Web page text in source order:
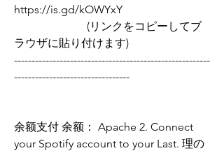
https://is.gd/kOWYxY
ラウザに貼り付けます)
--------------------------------------------------------
---------------------------------
余额支付 余额： Apache 2. Connect
your Spotify account to your Last. 理の